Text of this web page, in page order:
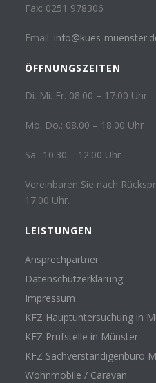
Fax: 0251 978306
Email: info@kues-
ÖFFNUNGSZEITEN
Di. Mi. Fr. 08.00 – 17.00 Uhr
Mo. Do.: 08.00 – 18.00 Uhr
Sa.: 10.30 – 12.00 Uhr
Vereinbaren Sie nach
17.00 Uhr.
LEISTUNGEN
Ansprechpartner
Datenschutzerklärung
Impressum
KFZ Hauptuntersuchung in
KFZ Prüfstelle in Münster
KFZ Sachverständigenbüro
Wohnmobile / Caravan